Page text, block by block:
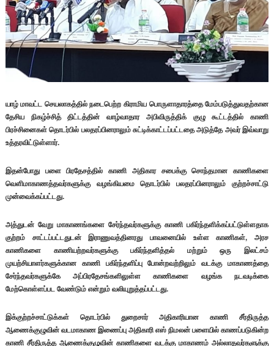
யாழ் மாவட்ட செயலாகத்தில் நடைபெற்ற கிராமிய பொருளாதாரத்தை மேம்படுத்துவதற்கான
தேசிய நிகழ்ச்சித் திட்டத்தின் வாழ்வாதார அபிவிருத்திக் குழு கூட்டத்தில் காணி
பிரச்சினைகள் தொடர்பில் பலதரப்பினராலும் சுட்டிக்காட்டப்பட்டதை அடுத்தே அவர் இவ்வாறு
உத்தரவிட்டுள்ளார்.
இதன்போது பளை பிரதேசத்தில் காணி அதிகார சபைக்கு சொந்தமான காணிகளை
வெளிமாகாணத்தவர்களுக்கு வழங்கியமை தொடர்பில் பலதரப்பினராலும் குற்றச்சாட்டு
முன்வைக்கப்பட்டது.
அத்துடன் வேறு மாகாணங்களை சேர்ந்தவர்களுக்கு காணி பகிர்ந்தளிக்கப்பட்டுள்ளதாக
குற்றம் சாட்டப்பட்டதுடன் இராணுவத்தினரது பாவனையில் உள்ள காணிகள், அரச
காணிகளை காணியற்றவர்களுக்கு பகிர்ந்தளித்தல் மற்றும் ஒரு இலட்சம்
முயற்சியாளர்களுக்கான காணி பகிர்ந்தளிப்பு போன்றவற்றிலும் வடக்கு மாகாணத்தை
சேர்ந்தவர்களுக்கே அப்பிரதேசங்களிலுள்ள காணிகளை வழங்க நடவடிக்கை
மேற்கொள்ளப்பட வேண்டும் என்றும் வலியுறுத்தப்பட்டது.
இக்குற்றச்சாட்டுக்கள் தொடர்பில் துறைசார் அதிகாரியான காணி சீர்திருத்த
ஆணைக்குழுவின் வடமாகாண இணைப்பு அதிகாரி எஸ் நிமலன் பளையில் காணப்படுகின்ற
காணி சீர்திருத்த ஆணைக்குழுவின் காணிகளை வடக்கு மாகாணம் அல்லாதவர்களுக்கு